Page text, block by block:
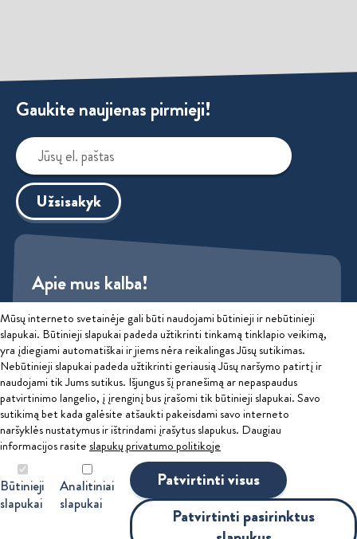
Leaflet|Map data © contributors, Imagery ©
Gaukite naujienas pirmieji!
Užsisakyk
Apie mus kalba!
Sužinok
Privatumo politika
2026 © Educatus, UAB
Ginčai dėl sutarties netinkamo vykdymo ar nevykdymo ne teisme
nagrinėjami Lietuvos Respublikos vartotojų teisių apsaugos įstatymo
nustatyta tvarka Valstybinėje vartotojų teisių apsaugos tarnyboje,
adresu A. Goštauto g. 12, 01108 Vilnius, el. p. tarnyba@vvtat.lt, tel.
(8 5) 262 67 51, interneto svetainė www.vvtat.lt. Elektroniniu būdu
Mūsų interneto svetainėje gali būti naudojami būtinieji ir nebūtinieji
slapukai. Būtinieji slapukai padeda užtikrinti tinkamą tinklapio veikimą,
yra įdiegiami automatiškai ir jiems nėra reikalingas Jūsų sutikimas.
Nebūtinieji slapukai padeda užtikrinti geriausią Jūsų naršymo patirtį ir
naudojami tik Jums sutikus. Išjungus šį pranešimą ar nepaspaudus
patvirtinimo langelio, į įrenginį bus įrašomi tik būtinieji slapukai. Savo
sutikimą bet kada galėsite atšaukti pakeisdami savo interneto
naršyklės nustatymus ir ištrindami įrašytus slapukus. Daugiau
informacijos rasite slapukų privatumo politikoje
Būtinieji
slapukai
Analitiniai
slapukai
Patvirtinti visus
Patvirtinti pasirinktus